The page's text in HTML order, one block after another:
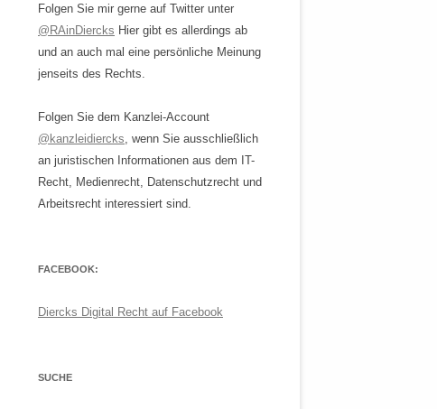
Folgen Sie mir gerne auf Twitter unter
@RAinDiercks Hier gibt es allerdings ab
und an auch mal eine persönliche Meinung
jenseits des Rechts.
Folgen Sie dem Kanzlei-Account
@kanzleidiercks, wenn Sie ausschließlich
an juristischen Informationen aus dem IT-
Recht, Medienrecht, Datenschutzrecht und
Arbeitsrecht interessiert sind.
FACEBOOK:
Diercks Digital Recht auf Facebook
SUCHE